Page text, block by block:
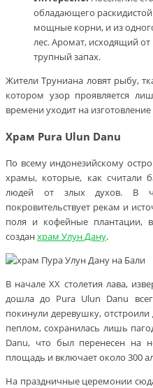
обладающего
мощные корни, и из
лес. Аромат, исходящий
трупный запах.
Жители Труниана ловят рыбу,
котором узор проявляется
времени уходит на
Храм Pura Ulun Danu
По всему индонезийскому
храмы, которые, как считали
людей от злых духов. В
покровительствует рекам и
поля и кофейные плантации,
созданхрам Улун Дану.
В начале XX столетия лава,
дошла до Pura Ulun Danu
покинули деревушку, отстроили
пеплом, сохранилась лишь
Danu, что был перенесен на
площадь и включает около 300
На праздничные церемонии